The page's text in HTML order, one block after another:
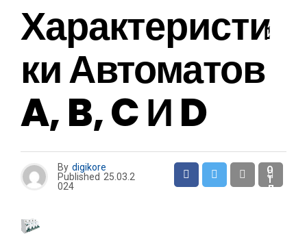
А
И
Т
О
Т
Д
Характеристи
Ки Автоматов
A, B, C И D
By digikore
Published 25.03.2
024